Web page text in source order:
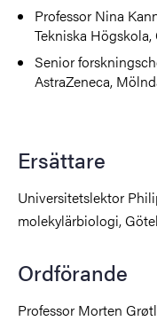
Professor Nina
Tekniska
Senior
AstraZeneca,
Ersättare
Universitetslektor
molekylärbiologi,
Ordförande
Professor Morten